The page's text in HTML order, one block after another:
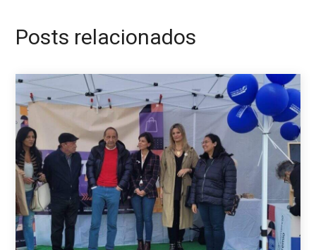
Posts relacionados